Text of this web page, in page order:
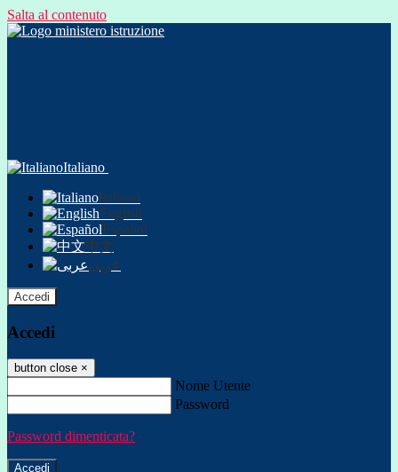
Salta al contenuto
Italiano
Italiano
English
Español
中文
عربى
Accedi
Accedi
button close ×
Nome Utente
Password
Password dimenticata?